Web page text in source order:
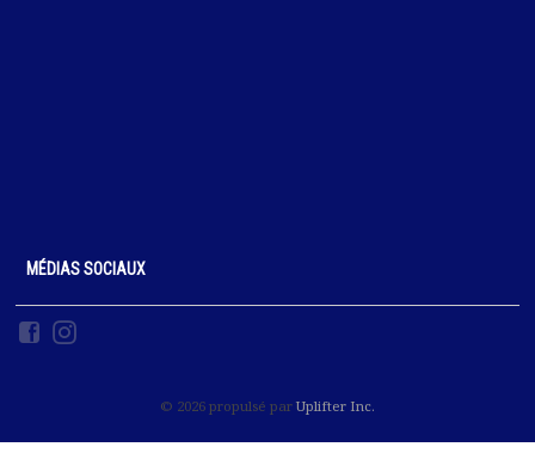
MÉDIAS SOCIAUX
© 2026 propulsé par Uplifter Inc.